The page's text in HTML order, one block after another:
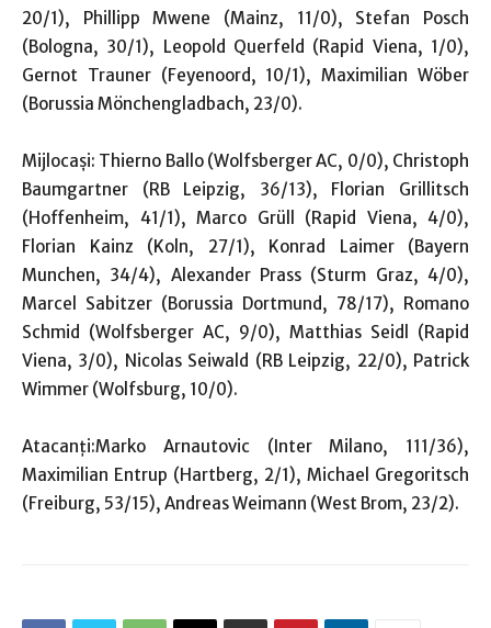
20/1), Phillipp Mwene (Mainz, 11/0), Stefan Posch
(Bologna, 30/1), Leopold Querfeld (Rapid Viena, 1/0),
Gernot Trauner (Feyenoord, 10/1), Maximilian Wöber
(Borussia Mönchengladbach, 23/0).
Mijlocaşi: Thierno Ballo (Wolfsberger AC, 0/0), Christoph
Baumgartner (RB Leipzig, 36/13), Florian Grillitsch
(Hoffenheim, 41/1), Marco Grüll (Rapid Viena, 4/0),
Florian Kainz (Koln, 27/1), Konrad Laimer (Bayern
Munchen, 34/4), Alexander Prass (Sturm Graz, 4/0),
Marcel Sabitzer (Borussia Dortmund, 78/17), Romano
Schmid (Wolfsberger AC, 9/0), Matthias Seidl (Rapid
Viena, 3/0), Nicolas Seiwald (RB Leipzig, 22/0), Patrick
Wimmer (Wolfsburg, 10/0).
Atacanţi:Marko Arnautovic (Inter Milano, 111/36),
Maximilian Entrup (Hartberg, 2/1), Michael Gregoritsch
(Freiburg, 53/15), Andreas Weimann (West Brom, 23/2).